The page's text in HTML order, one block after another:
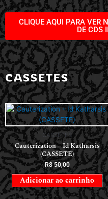
CLIQUE AQUI PARA VER
DE CDS
CASSETES
CASSETES
Cauterization – Id Katharsis
(CASSETE)
R$50,00
Adicionar ao carrinho